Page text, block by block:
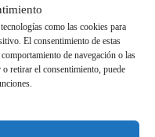
como las cookies para
El consentimiento de estas
de navegación o las
retirar el consentimiento, puede
nosotros
alguna